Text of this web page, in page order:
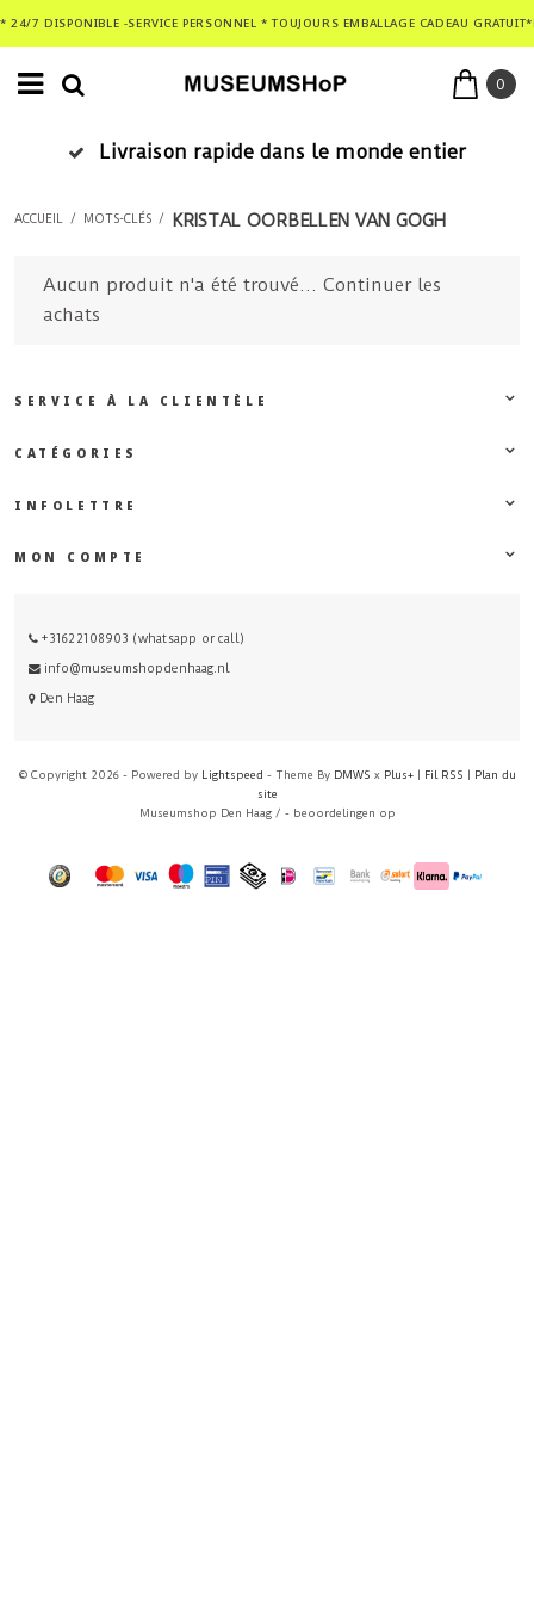
* 24/7 DISPONIBLE -SERVICE PERSONNEL * TOUJOURS EMBALLAGE CADEAU
0
Livraison rapide dans le monde entier
ACCUEIL / MOTS-CLÉS / KRISTAL OORBELLEN VAN GOGH
Aucun produit n'a été trouvé... Continuer les
achats
SERVICE À LA CLIENTÈLE
CATÉGORIES
INFOLETTRE
MON COMPTE
+31622108903 (whatsapp or call)
info@museumshopdenhaag.nl
Den Haag
© Copyright 2026 - Powered by Lightspeed - Theme By DMWS x Plus+| Fil RSS | Plan du
site
Museumshop Den Haag / - beoordelingen op